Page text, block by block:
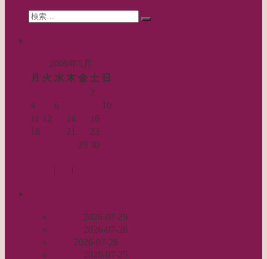
Search
for:
検
2009年5月
月 火 水 木 金 土 日
2
4
6
10
11 12 14 16
18
21 23
29 30
| |
2026-07-29
2026-07-28
2026-07-26
2026-07-25